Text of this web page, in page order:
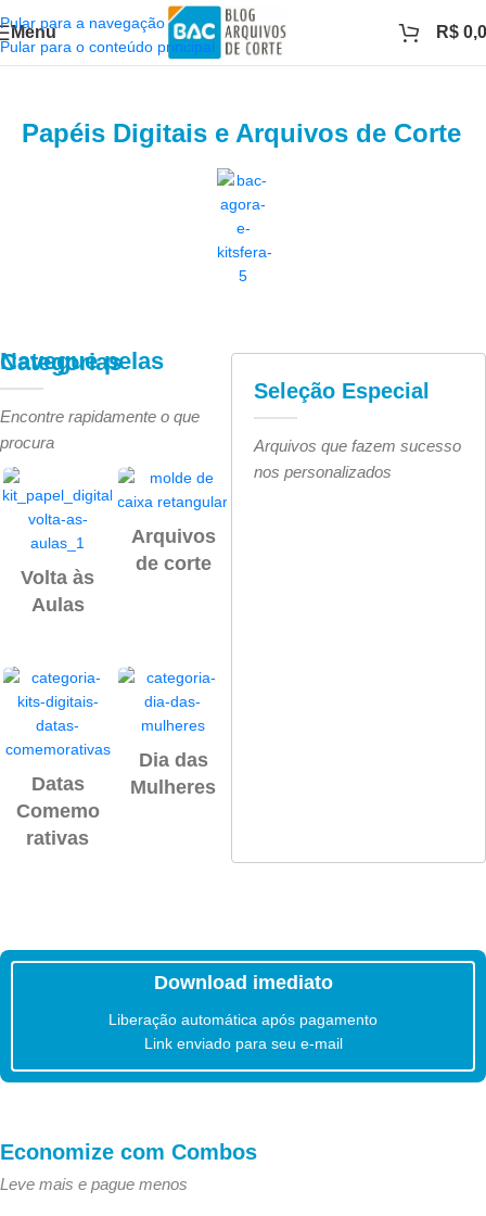
Pular para a navegação
Pular para o conteúdo principal
Menu R$
Papéis Digitais e Arquivos de Corte
Navegue pelas Categorias
Encontre rapidamente o que
procura
Volta às
Aulas
Arquivos
de corte
Datas
Comemo
rativas
Dia das
Mulheres
Seleção Especial
Arquivos que fazem sucesso
nos personalizados
Download imediato
Liberação automática após pagamento
Link enviado para seu e-mail
Economize com Combos
Leve mais e pague menos